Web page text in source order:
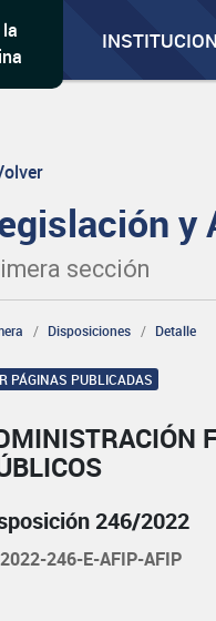
y
sección
Disposiciones Detalle
PÁGINAS PUBLICADAS
246/2022
246-E-AFIP-AFIP